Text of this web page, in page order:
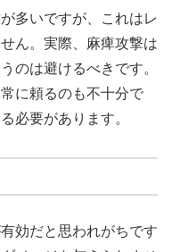
多いですが、これはレ
ん。実際、麻痺攻撃は
のは避けるべきです。
に頼るのも不十分で
必要があります。
効だと思われがちです